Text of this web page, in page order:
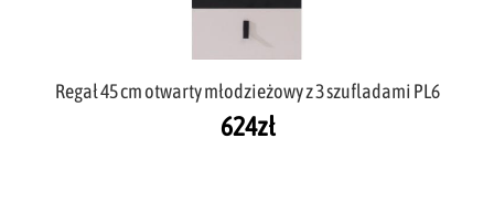
Regał 45 cm otwarty młodzieżowy z 3 szufladami PL6
624zł